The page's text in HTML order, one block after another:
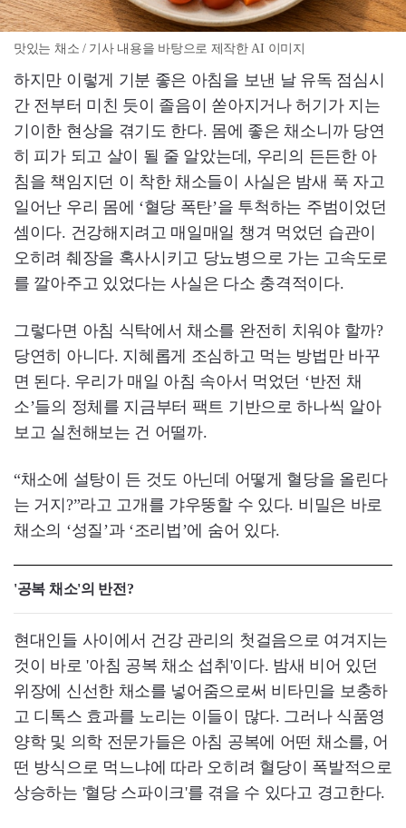
맛있는 채소 / 기사 내용을 바탕으로 제작한 AI 이미지
하지만 이렇게 기분 좋은 아침을 보낸 날 유독 점심시
간 전부터 미친 듯이 졸음이 쏟아지거나 허기가 지는
기이한 현상을 겪기도 한다. 몸에 좋은 채소니까 당연
히 피가 되고 살이 될 줄 알았는데, 우리의 든든한 아
침을 책임지던 이 착한 채소들이 사실은 밤새 푹 자고
일어난 우리 몸에 ‘혈당 폭탄’을 투척하는 주범이었던
셈이다. 건강해지려고 매일매일 챙겨 먹었던 습관이
오히려 췌장을 혹사시키고 당뇨병으로 가는 고속도로
를 깔아주고 있었다는 사실은 다소 충격적이다.
그렇다면 아침 식탁에서 채소를 완전히 치워야 할까?
당연히 아니다. 지혜롭게 조심하고 먹는 방법만 바꾸
면 된다. 우리가 매일 아침 속아서 먹었던 ‘반전 채
소’들의 정체를 지금부터 팩트 기반으로 하나씩 알아
보고 실천해보는 건 어떨까.
“채소에 설탕이 든 것도 아닌데 어떻게 혈당을 올린다
는 거지?”라고 고개를 갸우뚱할 수 있다. 비밀은 바로
채소의 ‘성질’과 ‘조리법’에 숨어 있다.
'공복 채소'의 반전?
현대인들 사이에서 건강 관리의 첫걸음으로 여겨지는
것이 바로 '아침 공복 채소 섭취'이다. 밤새 비어 있던
위장에 신선한 채소를 넣어줌으로써 비타민을 보충하
고 디톡스 효과를 노리는 이들이 많다. 그러나 식품영
양학 및 의학 전문가들은 아침 공복에 어떤 채소를, 어
떤 방식으로 먹느냐에 따라 오히려 혈당이 폭발적으로
상승하는 '혈당 스파이크'를 겪을 수 있다고 경고한다.